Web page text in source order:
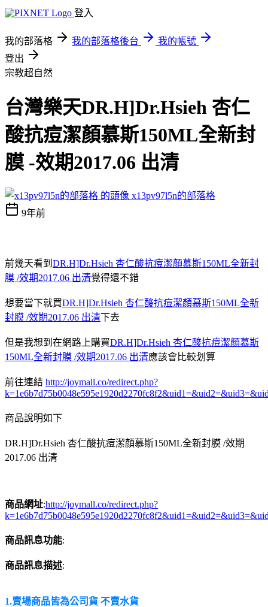
登入
我的部落格 我的部落格後台
我的帳號
登出
宗教超自然
台灣樂天DR.H]Dr.Hsieh 杏仁
酸抗痘潔顏慕斯150ML全新封
膜 -效期2017.06 出清
x13pv97l5n的部落格
9年前
前幾天看到 DR.H]Dr.Hsieh 杏仁酸抗痘潔顏慕斯150ML全新封
膜 /效期2017.06 出清覺得還不錯
想要當下就買DR.H]Dr.Hsieh 杏仁酸抗痘潔顏慕斯150ML全新
封膜 /效期2017.06 出清下去
但是我想到在網路上購買DR.H]Dr.Hsieh 杏仁酸抗痘潔顏慕斯
150ML全新封膜 /效期2017.06 出清應該會比較划算
前往連結 http://joymall.co/redirect.php?
商品說明如下
DR.H]Dr.Hsieh 杏仁酸抗痘潔顏慕斯150ML全新封膜 /效期
2017.06 出清
商品網址:http://joymall.co/redirect.php?
商品訊息功能:
商品訊息描述:
1.賣場商品皆為公司貨 不賣水貨